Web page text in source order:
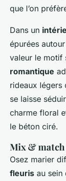
que l’on
Dans un
épurées
valeur le motif
romantique
rideaux légers
se laisse
charme floral
le béton ciré.
Mix &
Osez marier
fleuris au sein